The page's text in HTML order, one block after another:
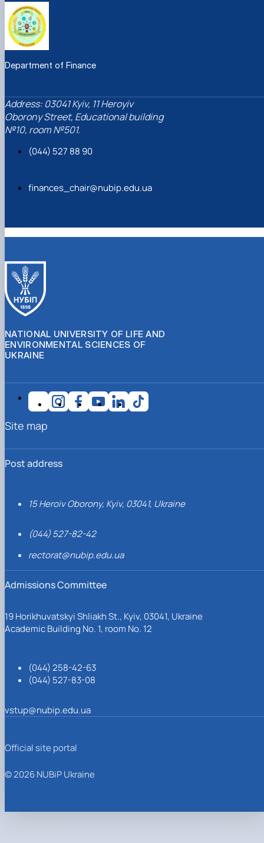
Department of Finance
Address: 03041 Kyiv, 11 Heroyiv
Oborony Street, Educational building
№10, room №501.
(044) 527 88 90
finances_chair@nubip.edu.ua
NATIONAL UNIVERSITY OF LIFE AND
ENVIRONMENTAL SCIENCES OF
UKRAINE
Post address
15 Heroiv Oborony, Kyiv, 03041, Ukraine
(044) 527-82-42
rectorat@nubip.edu.ua
Admissions Committee
19 Horikhuvatskyi Shliakh St., Kyiv, 03041, Ukraine
Academic Building No. 1, room No. 12
(044) 258-42-63
(044) 527-83-08
vstup@nubip.edu.ua
Site map
Official site portal
© 2026 NUBiP Ukraine